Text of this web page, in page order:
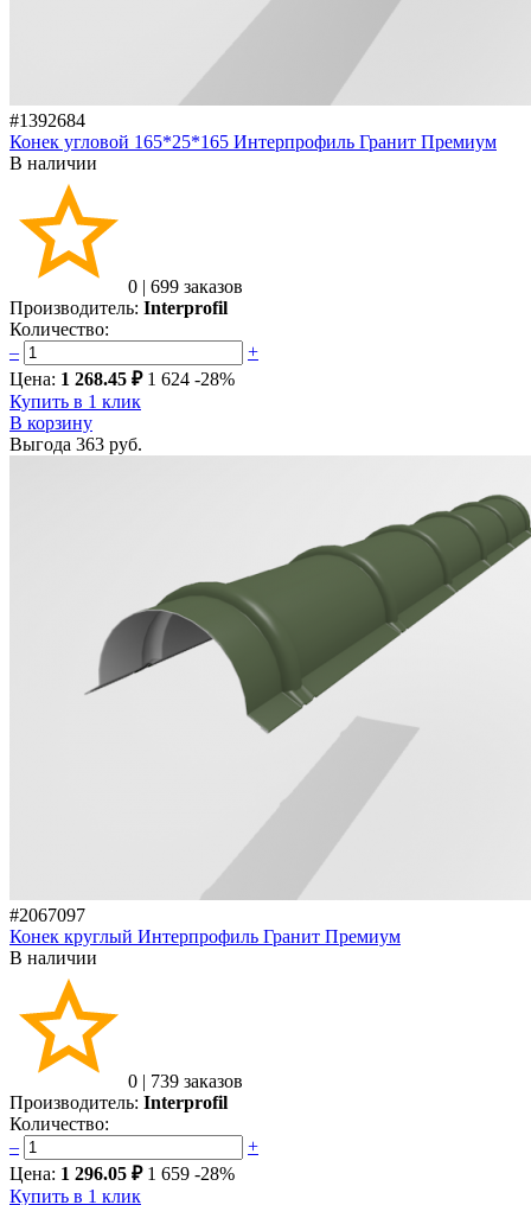
#1392684
Конек угловой 165*25*165 Интерпрофиль Гранит Премиум
В наличии
0 | 699 заказов
Производитель: Interprofil
Количество:
–
+
Цена: 1 268.45 ₽ 1 624 -28%
Купить в 1 клик
В корзину
Выгода 363 руб.
#2067097
Конек круглый Интерпрофиль Гранит Премиум
В наличии
0 | 739 заказов
Производитель: Interprofil
Количество:
–
+
Цена: 1 296.05 ₽ 1 659 -28%
Купить в 1 клик